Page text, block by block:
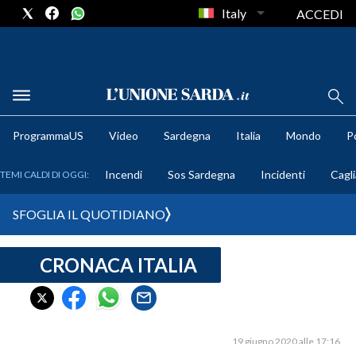
METEO
CRONACA SARDEGNA
CAGLIARI
Italy ACCEDI
ProgrammaUS Video Sardegna Italia Mondo
TEMI CALDI DI OGGI: Incendi Sos Sardegna Incidenti
SFOGLIA IL QUOTIDIANO
CRONACA ITALIA
19 giugno 2020 alle 17:16